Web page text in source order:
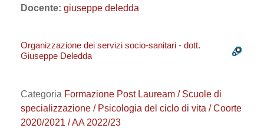
Docente: giuseppe deledda
Organizzazione dei servizi socio-sanitari - dott.
Giuseppe Deledda
Categoria Formazione Post Lauream / Scuole di
specializzazione / Psicologia del ciclo di vita / Coorte
2020/2021 / AA 2022/23